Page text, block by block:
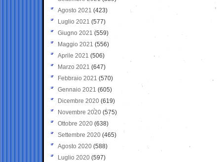
Agosto 2021 (423)
Luglio 2021 (577)
Giugno 2021(559)
Maggio 2021 (556)
Aprile 2021 (506)
Marzo 2021 (647)
Febbraio 2021 (570)
Gennaio 2021 (605)
Dicembre 2020 (619)
Novembre 2020 (575)
Ottobre 2020 (638)
Settembre 2020(465)
Agosto 2020 (588)
Luglio 2020 (597)